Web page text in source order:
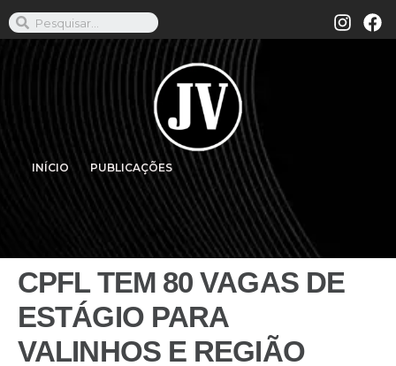
INÍCIO PUBLICAÇÕES
CPFL TEM 80 VAGAS DE
ESTÁGIO PARA
VALINHOS E REGIÃO